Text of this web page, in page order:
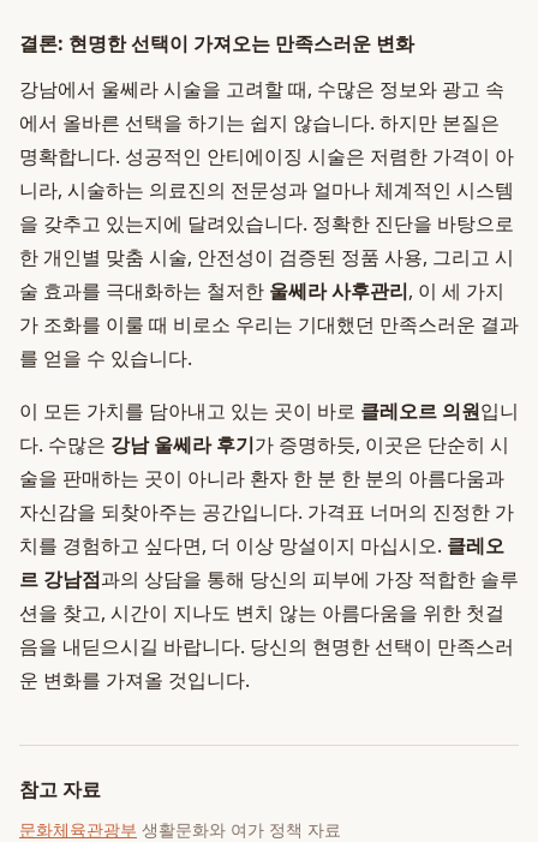
결론: 현명한 선택이 가져오는 만족스러운 변화
강남에서 울쎄라 시술을 고려할 때, 수많은 정보와 광고 속
에서 올바른 선택을 하기는 쉽지 않습니다. 하지만 본질은
명확합니다. 성공적인 안티에이징 시술은 저렴한 가격이 아
니라, 시술하는 의료진의 전문성과 얼마나 체계적인 시스템
을 갖추고 있는지에 달려있습니다. 정확한 진단을 바탕으로
한 개인별 맞춤 시술, 안전성이 검증된 정품 사용, 그리고 시
술 효과를 극대화하는 철저한 울쎄라 사후관리, 이 세 가지
가 조화를 이룰 때 비로소 우리는 기대했던 만족스러운 결과
를 얻을 수 있습니다.
이 모든 가치를 담아내고 있는 곳이 바로 클레오르 의원입니
다. 수많은 강남 울쎄라 후기가 증명하듯, 이곳은 단순히 시
술을 판매하는 곳이 아니라 환자 한 분 한 분의 아름다움과
자신감을 되찾아주는 공간입니다. 가격표 너머의 진정한 가
치를 경험하고 싶다면, 더 이상 망설이지 마십시오. 클레오
르 강남점과의 상담을 통해 당신의 피부에 가장 적합한 솔루
션을 찾고, 시간이 지나도 변치 않는 아름다움을 위한 첫걸
음을 내딛으시길 바랍니다. 당신의 현명한 선택이 만족스러
운 변화를 가져올 것입니다.
참고 자료
문화체육관광부 생활문화와 여가 정책 자료